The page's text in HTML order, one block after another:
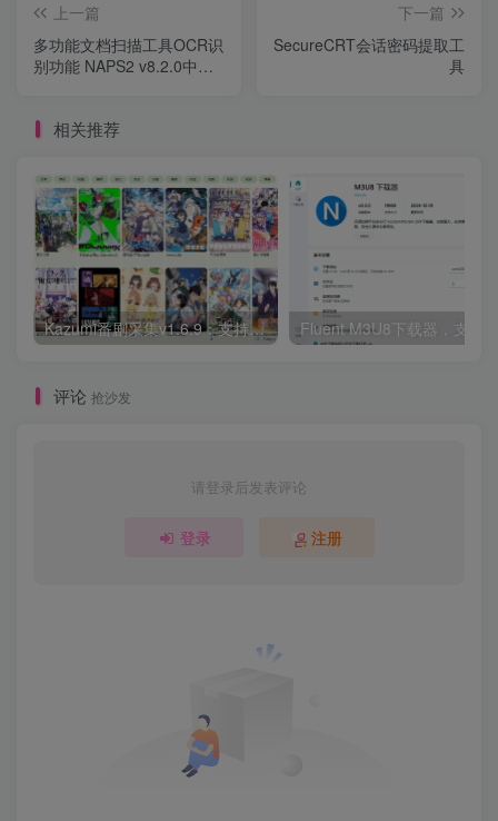
上一篇
多功能文档扫描工具OCR识
别功能 NAPS2 v8.2.0中文
下一篇
SecureCRT会话密码提取工
具
相关推荐
Kazumi番剧采集v1.6.9：支持自定义规则+在线观看+弹幕，跨平台下载 Fluent M3U8下载器，支持
评论 抢沙发
请登录后发表评论
登录 注册